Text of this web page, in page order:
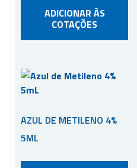
ADICIONAR ÀS
COTAÇÕES
AZUL DE METILENO 4%
5ML